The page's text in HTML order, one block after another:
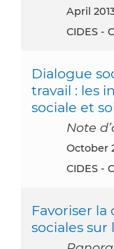
April
CIDES -
Dialogue
travail : les
sociale et
Note
October
CIDES -
Favoriser la
sociales